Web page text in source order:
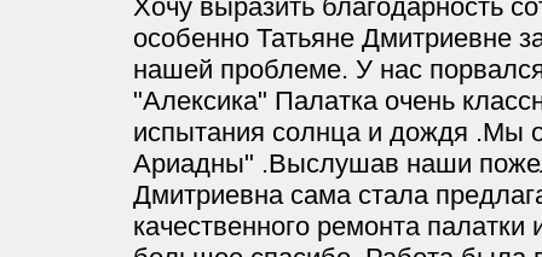
Хочу выразить благодарность
особенно Татьяне Дмитриевне
нашей проблеме. У нас
"Алексика" Палатка очень
испытания солнца и дождя .Мы
Ариадны" .Выслушав наши
Дмитриевна сама стала
качественного ремонта